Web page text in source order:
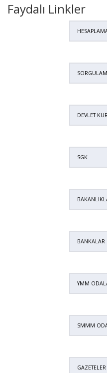
Faydalı Linkler